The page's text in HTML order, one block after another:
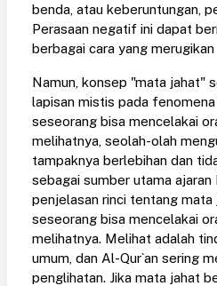
benda, atau keberuntungan,
Perasaan negatif ini dapat
berbagai cara yang
Namun, konsep "mata jahat"
lapisan mistis pada fenomena
seseorang bisa mencelakai
melihatnya, seolah-olah
tampaknya berlebihan dan
sebagai sumber utama
penjelasan rinci tentang mata
seseorang bisa mencelakai
melihatnya. Melihat adalah
umum, dan Al-Qur`an sering
penglihatan. Jika mata jahat